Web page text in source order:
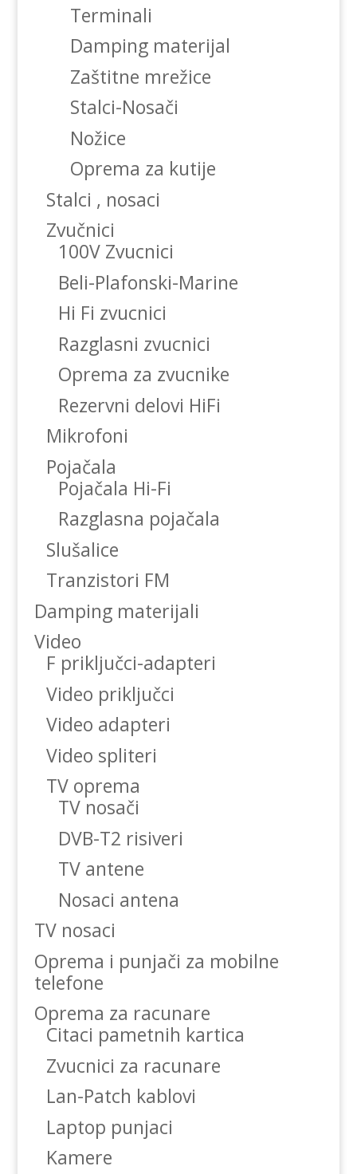
Terminali
Damping materijal
Zaštitne mrežice
Stalci-Nosači
Nožice
Oprema za kutije
Stalci , nosaci
Zvučnici
100V Zvucnici
Beli-Plafonski-Marine
Hi Fi zvucnici
Razglasni zvucnici
Oprema za zvucnike
Rezervni delovi HiFi
Mikrofoni
Pojačala
Pojačala Hi-Fi
Razglasna pojačala
Slušalice
Tranzistori FM
Damping materijali
Video
F priključci-adapteri
Video priključci
Video adapteri
Video spliteri
TV oprema
TV nosači
DVB-T2 risiveri
TV antene
Nosaci antena
TV nosaci
Oprema i punjači za mobilne
telefone
Oprema za racunare
Citaci pametnih kartica
Zvucnici za racunare
Lan-Patch kablovi
Laptop punjaci
Kamere